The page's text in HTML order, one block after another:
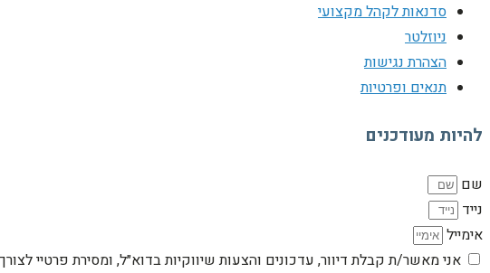
סדנאות לקהל מקצועי
ניוזלטר
הצהרת נגישות
תנאים ופרטיות
להיות מעודכנים
שם
נייד
אימייל
אני מאשר/ת קבלת דיוור, עדכונים והצעות שיווקיות בדוא״ל, ומסירת פרטיי